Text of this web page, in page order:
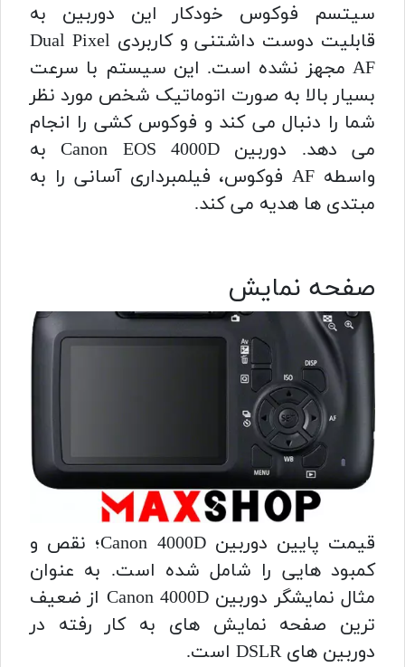
سیتسم فوکوس خودکار این دوربین به
قابلیت دوست داشتنی و کاربردی Dual Pixel
AF مجهز نشده است. این سیستم با سرعت
بسیار بالا به صورت اتوماتیک شخص مورد نظر
شما را دنبال می کند و فوکوس کشی را انجام
می دهد. دوربین Canon EOS 4000D به
واسطه AF فوکوس، فیلمبرداری آسانی را به
مبتدی ها هدیه می کند.
صفحه نمایش
قیمت پایین دوربین Canon 4000D؛ نقص و
کمبود هایی را شامل شده است. به عنوان
مثال نمایشگر دوربین Canon 4000D از ضعیف
ترین صفحه نمایش های به کار رفته در
دوربین های DSLR است.